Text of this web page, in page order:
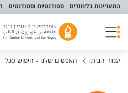
תפריט נגישות
התעניינות בלימודים סטודנטיות וסטודנטים
עמוד הבית האנשים שלנו - חיפוש סגל